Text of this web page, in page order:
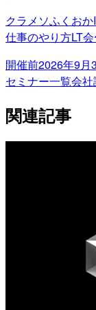
クラメソふくお
仕事のやり方LT
開催前2026年9月
セミナー一覧会
関連記事